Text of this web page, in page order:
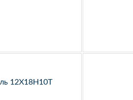
12Х18Н10Т